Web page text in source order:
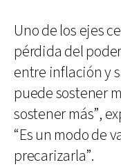
Uno de los ejes
pérdida del
entre inflación y
puede sostener
sostener más”,
“Es un modo de
precarizarla”.